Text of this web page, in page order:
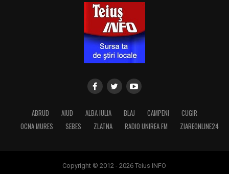
ABRUD AIUD ALBA IULIA BLAJ CAMPENI
CUGIR
OCNA MURES
SEBES ZLATNA RADIO UNIREA FM ZIAREONLINE24
Copyright © 2012 - 2026 Teius INFO